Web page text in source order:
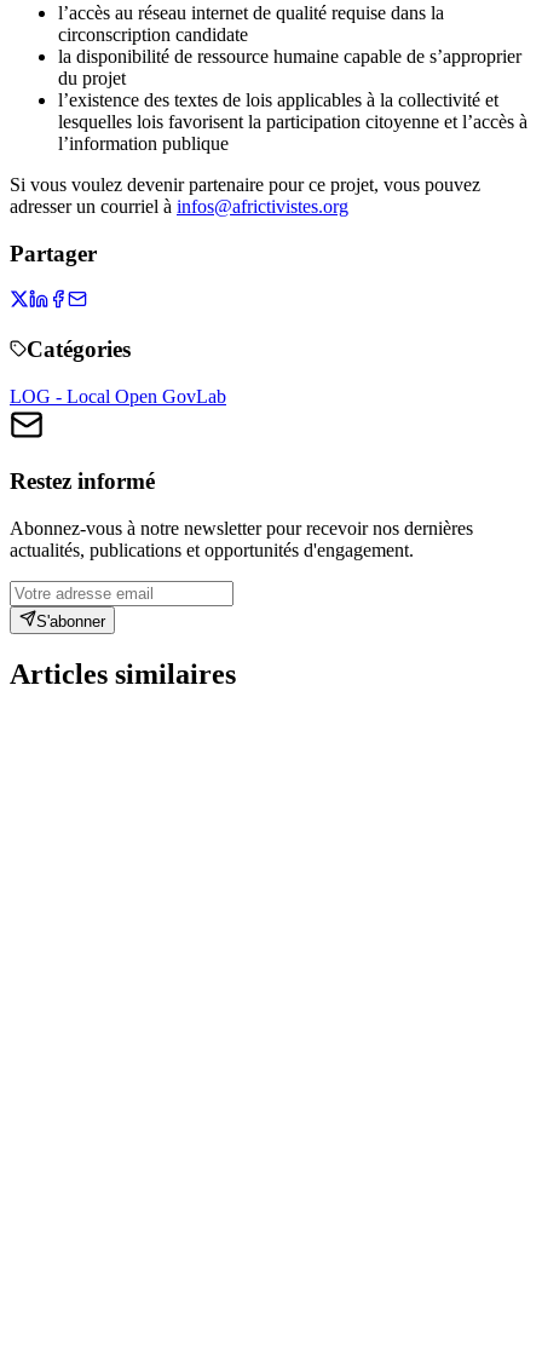
l’accès au réseau internet de qualité requise dans la
circonscription candidate
la disponibilité de ressource humaine capable de s’approprier
du projet
l’existence des textes de lois applicables à la collectivité et
lesquelles lois favorisent la participation citoyenne et l’accès à
l’information publique
Si vous voulez devenir partenaire pour ce projet, vous pouvez
adresser un courriel à infos@africtivistes.org
Partager
Catégories
LOG - Local Open GovLab
Restez informé
Abonnez-vous à notre newsletter pour recevoir nos dernières
actualités, publications et opportunités d'engagement.
S'abonner
Articles similaires